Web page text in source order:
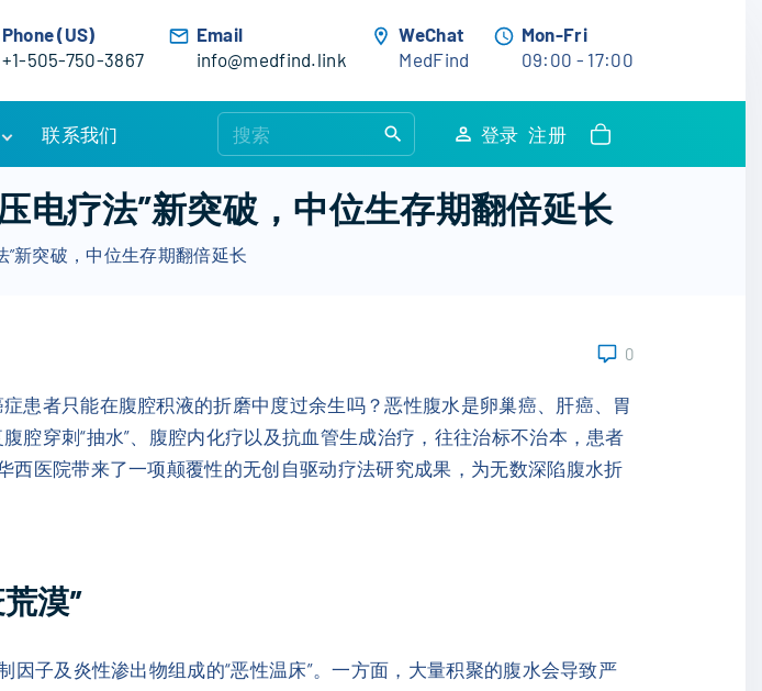
Phone (US)
+1-505-750-3867
Email
info@medfind.link
WeChat
MedFind
Mon-Fri
09:00 - 17:00
联系我们
e
r
:
登录 注册
电疗法”新突破，中位生存期翻倍延长
新突破，中位生存期翻倍延长
0
患者只能在腹腔积液的折磨中度过余生吗？恶性腹水是卵巢癌、肝癌、胃
穿刺“抽水”、腹腔内化疗以及抗血管生成治疗，往往治标不治本，患者
医院带来了一项颠覆性的无创自驱动疗法研究成果，为无数深陷腹水折
漠”
子及炎性渗出物组成的“恶性温床”。一方面，大量积聚的腹水会导致严